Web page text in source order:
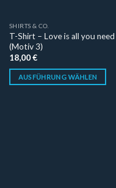
SHIRTS & CO.
T-Shirt – Love is all you need
(Motiv 3)
18,00€
AUSFÜHRUNG WÄHLEN